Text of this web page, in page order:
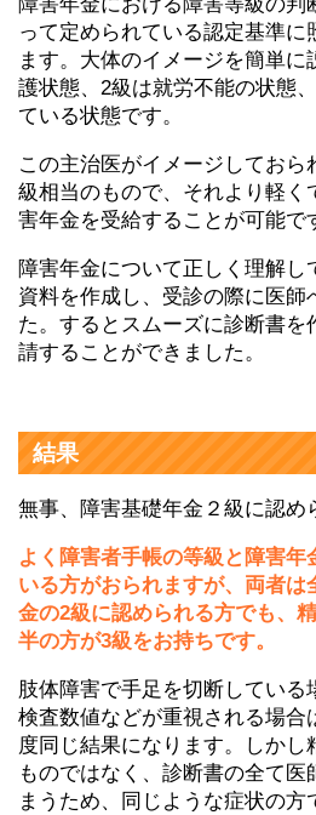
って定められている認定基準に
ます。大体のイメージを簡単に
護状態、2級は就労不能の状態
ている状態です。
この主治医がイメージしておら
級相当のもので、それより軽く
害年金を受給することが可能で
障害年金について正しく理解し
資料を作成し、受診の際に医師
た。するとスムーズに診断書を
請することができました。
結果
無事、障害基礎年金２級に認め
よく障害者手帳の等級と障害年
いる方がおられますが、両者は
金の2級に認められる方でも、
半の方が3級をお持ちです。
肢体障害で手足を切断している
検査数値などが重視される場合
度同じ結果になります。しかし
ものではなく、診断書の全て医
まうため、同じような症状の方